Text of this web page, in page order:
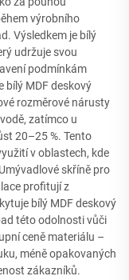
výrobního
Výsledkem je bílý
udržuje svou
podmínkám
bílý MDF deskový
rozměrové nárusty
zatímco u
20–25 %. Tento
v oblastech, kde
skříně pro
profitují z
bílý MDF deskový
této odolnosti vůči
ceně materiálu –
méně opakovaných
zákazníků.